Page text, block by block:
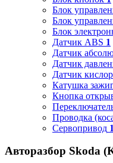
Блок
Блок
Блок
Датчик ABS 1
Датчик
Датчик
Датчик
Катушка
Кнопка
Проводка
Сервопривод 1
Авторазбор Skoda